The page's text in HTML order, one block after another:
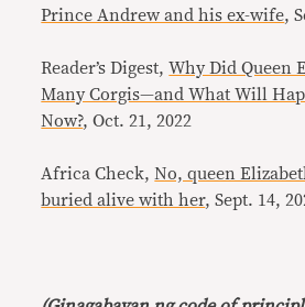
Prince Andrew and his ex-wife,
Reader’s Digest,Why Did Queen
Many Corgis—and What Will
Now?, Oct. 21, 2022
Africa Check,No, queen
buried alive with her, Sept. 14,